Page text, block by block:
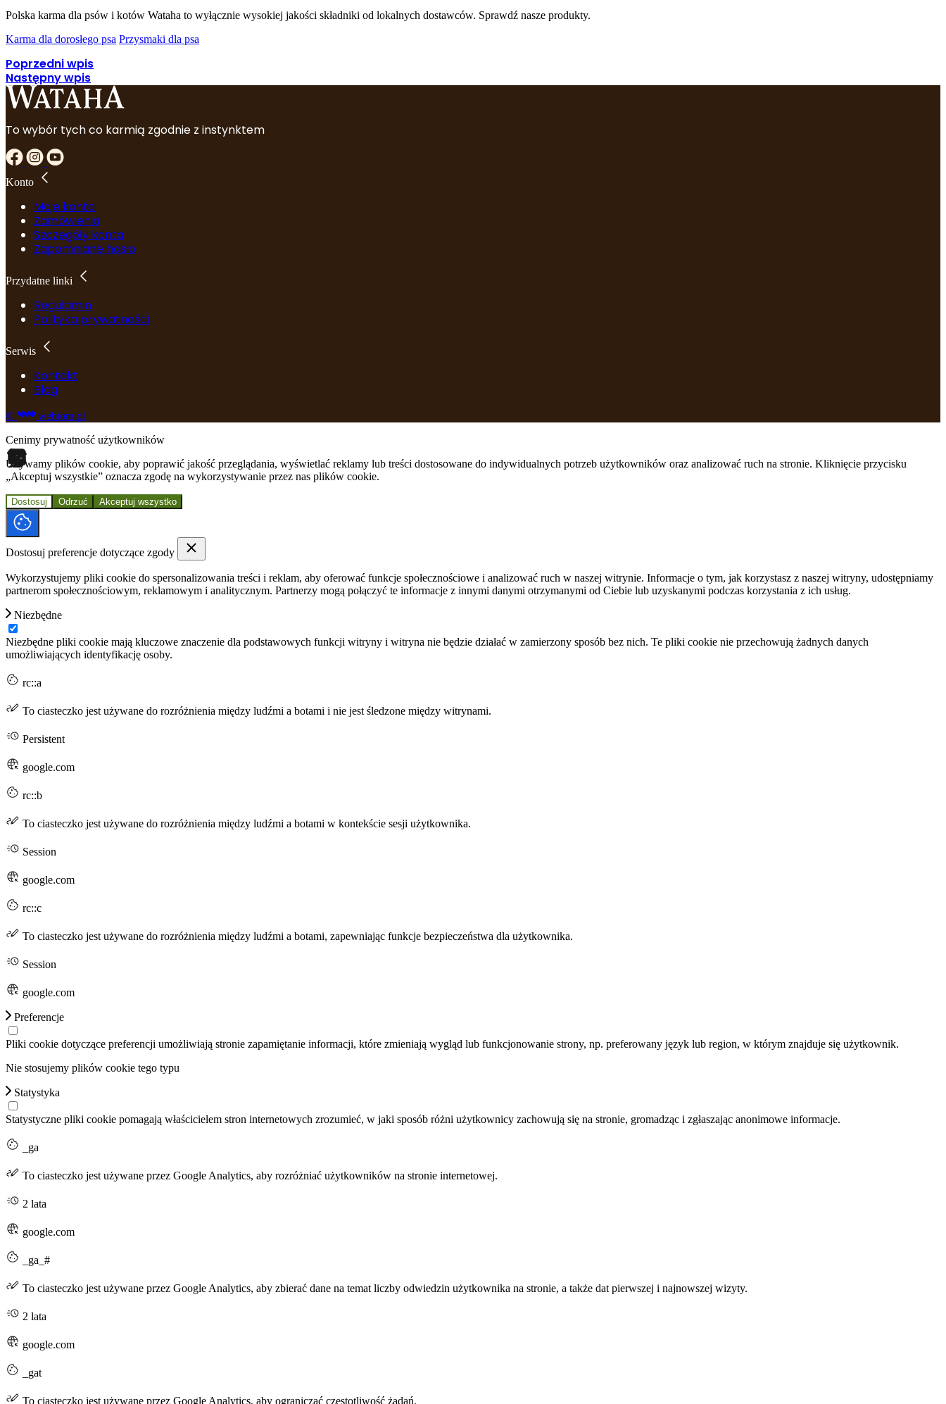
Polska karma dla psów i kotów Wataha to wyłącznie wysokiej jakości składniki od lokalnych dostawców. Sprawdź nasze produkty.
Karma dla dorosłego psa Przysmaki dla psa
Poprzedni wpis
Następny wpis
To wybór tych co karmią zgodnie z instynktem
Konto
Moje konto
Zamówienia
Szczegóły konta
Zapomniane hasło
Przydatne linki
Regulamin
Polityka prywatności
Serwis
Kontakt
Blog
©
webtom.pl
Cenimy prywatność użytkowników
Używamy plików cookie, aby poprawić jakość przeglądania, wyświetlać reklamy lub treści dostosowane do indywidualnych potrzeb użytkowników oraz analizować ruch na stronie. Kliknięcie przycisku
„Akceptuj wszystkie” oznacza zgodę na wykorzystywanie przez nas plików cookie.
Dostosuj Odrzuć Akceptuj wszystko
Dostosuj preferencje dotyczące zgody
Wykorzystujemy pliki cookie do spersonalizowania treści i reklam, aby oferować funkcje społecznościowe i analizować ruch w naszej witrynie. Informacje o tym, jak korzystasz z naszej witryny, udostępniamy
partnerom społecznościowym, reklamowym i analitycznym. Partnerzy mogą połączyć te informacje z innymi danymi otrzymanymi od Ciebie lub uzyskanymi podczas korzystania z ich usług.
Niezbędne
Niezbędne pliki cookie mają kluczowe znaczenie dla podstawowych funkcji witryny i witryna nie będzie działać w zamierzony sposób bez nich. Te pliki cookie nie przechowują żadnych danych
umożliwiających identyfikację osoby.
rc::a
To ciasteczko jest używane do rozróżnienia między ludźmi a botami i nie jest śledzone między witrynami.
Persistent
google.com
rc::b
To ciasteczko jest używane do rozróżnienia między ludźmi a botami w kontekście sesji użytkownika.
Session
google.com
rc::c
To ciasteczko jest używane do rozróżnienia między ludźmi a botami, zapewniając funkcje bezpieczeństwa dla użytkownika.
Session
google.com
Preferencje
Pliki cookie dotyczące preferencji umożliwiają stronie zapamiętanie informacji, które zmieniają wygląd lub funkcjonowanie strony, np. preferowany język lub region, w którym znajduje się użytkownik.
Nie stosujemy plików cookie tego typu
Statystyka
Statystyczne pliki cookie pomagają właścicielem stron internetowych zrozumieć, w jaki sposób różni użytkownicy zachowują się na stronie, gromadząc i zgłaszając anonimowe informacje.
_ga
To ciasteczko jest używane przez Google Analytics, aby rozróżniać użytkowników na stronie internetowej.
2 lata
google.com
_ga_#
To ciasteczko jest używane przez Google Analytics, aby zbierać dane na temat liczby odwiedzin użytkownika na stronie, a także dat pierwszej i najnowszej wizyty.
2 lata
google.com
_gat
To ciasteczko jest używane przez Google Analytics, aby ograniczać częstotliwość żądań.